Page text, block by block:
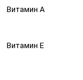
Витамин А
Витамин Е